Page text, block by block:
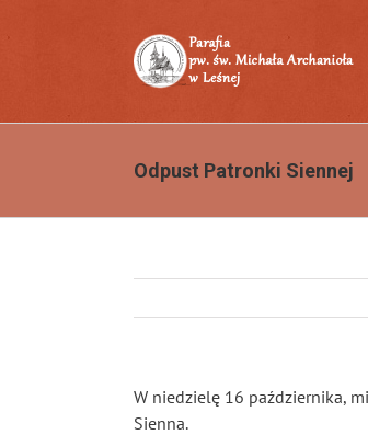
Odpust Patronki Siennej
W niedzielę 16 października,
Sienna.